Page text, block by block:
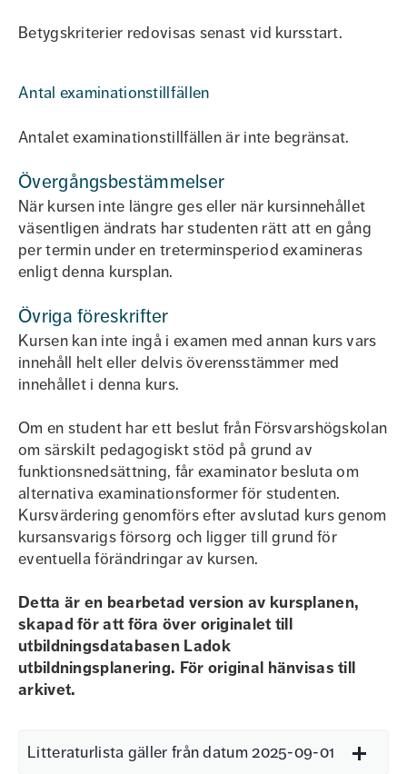
Betygskriterier redovisas senast vid kursstart.
Antal examinationstillfällen
Antalet examinationstillfällen är inte begränsat.
Övergångsbestämmelser
När kursen inte längre ges eller när kursinnehållet
väsentligen ändrats har studenten rätt att en gång
per termin under en treterminsperiod examineras
enligt denna kursplan.
Övriga föreskrifter
Kursen kan inte ingå i examen med annan kurs vars
innehåll helt eller delvis överensstämmer med
innehållet i denna kurs.
Om en student har ett beslut från Försvarshögskolan
om särskilt pedagogiskt stöd på grund av
funktionsnedsättning, får examinator besluta om
alternativa examinationsformer för studenten.
Kursvärdering genomförs efter avslutad kurs genom
kursansvarigs försorg och ligger till grund för
eventuella förändringar av kursen.
Detta är en bearbetad version av kursplanen,
skapad för att föra över originalet till
utbildningsdatabasen Ladok
utbildningsplanering. För original hänvisas till
arkivet.
Litteraturlista gäller från datum 2025-09-01